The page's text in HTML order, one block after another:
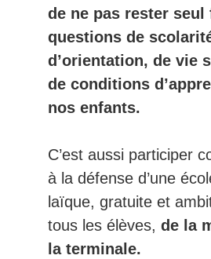
de ne pas rester seul
questions de
d’orientation, de vie
de conditions
nos enfants.
C’est aussi participer
à la défense d’une
laïque, gratuite et
tous les élèves,de la
la terminale.